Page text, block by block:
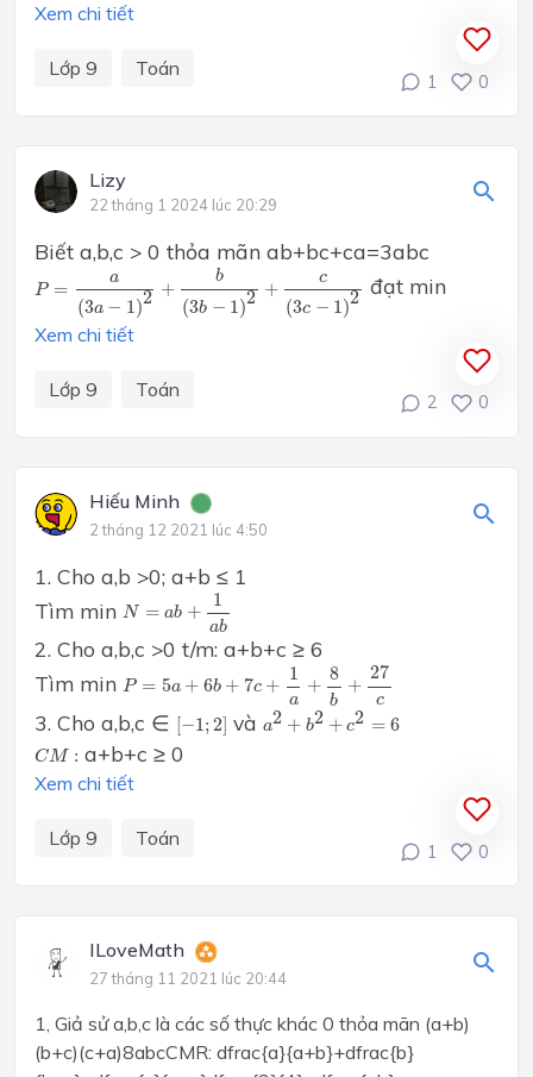
Xem chi tiết
Lớp 9 Toán
1 0
Lizy
22 tháng 1 2024 lúc 20:29
Biết a,b,c > 0 thỏa mãn ab+bc+ca=3abc
P =
a
(3a − 1)2 +
b
(3b − 1)2 +
c
(3c − 1)2
a 1 )2 2
đạt min
Xem chi tiết
Lớp 9 Toán
2 0
Hiếu Minh
2 tháng 12 2021 lúc 4:50
1. Cho a,b >0; a+b ≤ 1
Tìm min N = ab +
1
ab
N = ab +1 ab
2. Cho a,b,c >0 t/m: a+b+c ≥ 6
Tìm min P = 5a + 6b + 7c +
1
a
+
8
b
+
27
c
P 6 8 27
3. Cho a,b,c ∈ [−1;2]
[ 1 2] và a2 + b2 + c2 = 6
2 +b 2+c = 6
CM :
CM: a+b+c ≥ 0
Xem chi tiết
Lớp 9 Toán
1 0
ILoveMath
27 tháng 11 2021 lúc 20:44
1, Giả sử a,b,c là các số thực khác 0 thỏa mãn (a+b)
(b+c)(c+a)8abcCMR: dfrac{a}{a+b}+dfrac{b}